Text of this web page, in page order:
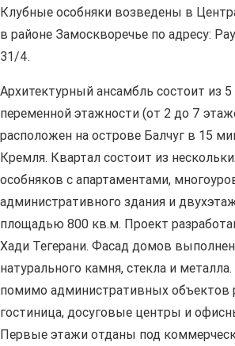
Клубные особняки возведены в
в районе Замоскворечье по адресу:
31/4.
Архитектурный ансамбль состоит из 5
переменной этажности (от 2 до 7
расположен на острове Балчуг в 15
Кремля. Квартал состоит из
особняков с апартаментами,
административного здания и
площадью 800 кв.м. Проект
Хади Тегерани. Фасад домов
натурального камня, стекла и
помимо административных объектов
гостиница, досуговые центры и
Первые этажи отданы под